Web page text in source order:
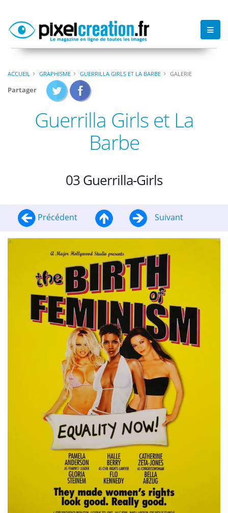
ACCUEIL GRAPHISME GUERRILLA GIRLS ET LA BARBE GALERIE
Partager
Guerrilla Girls et La
Barbe
03 Guerrilla-Girls
Précédent Suivant